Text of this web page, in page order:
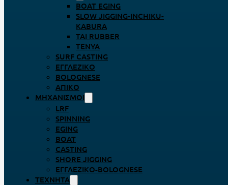
BOAT EGING
SLOW JIGGING-INCHIKU-
KABURA
TAI RUBBER
TENYA
SURF CASTING
ΕΓΓΛΈΖΙΚΟ
BOLOGNESE
ΑΠΊΚΟ
ΜΗΧΑΝΙΣΜΟΊ
LRF
SPINNING
EGING
BOAT
CASTING
SHORE JIGGING
ΕΓΓΛΈΖΙΚΟ-BOLOGNESE
ΤΕΧΝΗΤΆ